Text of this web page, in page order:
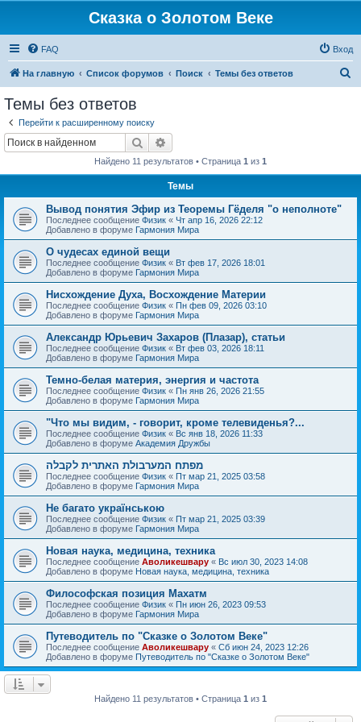
Сказка о Золотом Веке
FAQ Вход
На главную Список форумов Поиск Темы без ответов
Темы без ответов
Перейти к расширенному поиску
Поиск
Найдено 11 результатов • Страница 1 из 1
Темы
Вывод понятия Эфир из Теоремы Гёделя "о неполноте"
Последнее сообщение Физик « Чт апр 16, 2026 22:12
Добавлено в форуме Гармония Мира
О чудесах единой вещи
Последнее сообщение Физик « Вт фев 17, 2026 18:01
Добавлено в форуме Гармония Мира
Нисхождение Духа, Восхождение Материи
Последнее сообщение Физик « Пн фев 09, 2026 03:10
Добавлено в форуме Гармония Мира
Александр Юрьевич Захаров (Плазар), статьи
Последнее сообщение Физик « Вт фев 03, 2026 18:11
Добавлено в форуме Гармония Мира
Темно-белая материя, энергия и частота
Последнее сообщение Физик « Пн янв 26, 2026 21:55
Добавлено в форуме Гармония Мира
"Что мы видим, - говорит, кроме телевиденья?...
Последнее сообщение Физик « Вс янв 18, 2026 11:33
Добавлено в форуме Академия Дружбы
מפתח המערבולת האתרית לקבלה
Последнее сообщение Физик « Пт мар 21, 2025 03:58
Добавлено в форуме Гармония Мира
Не багато українською
Последнее сообщение Физик « Пт мар 21, 2025 03:39
Добавлено в форуме Гармония Мира
Новая наука, медицина, техника
Последнее сообщение Аволикешвару « Вс июл 30, 2023 14:08
Добавлено в форуме Новая наука, медицина, техника
Философская позиция Махатм
Последнее сообщение Физик « Пн июн 26, 2023 09:53
Добавлено в форуме Гармония Мира
Путеводитель по "Сказке о Золотом Веке"
Последнее сообщение Аволикешвару « Сб июн 24, 2023 12:26
Добавлено в форуме Путеводитель по "Сказке о Золотом Веке"
Найдено 11 результатов • Страница 1 из 1